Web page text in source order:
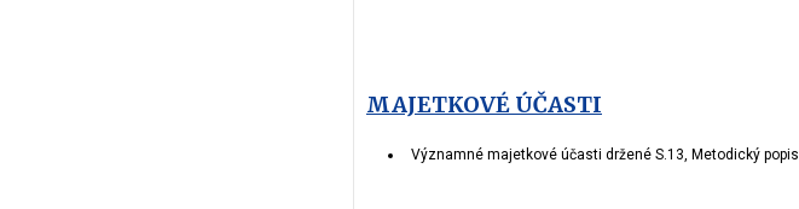
MAJETKOVÉ ÚČASTI
Významné majetkové účasti držené S.13, Metodický popis